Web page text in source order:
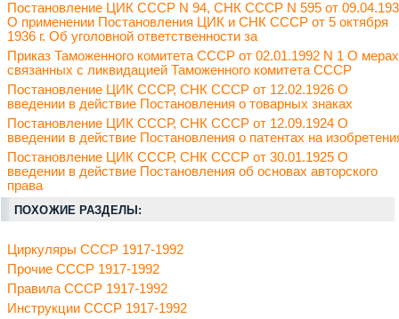
Постановление ЦИК СССР N 94, СНК СССР N 595 от
О применении Постановления ЦИК и СНК СССР от 5 октября
1936 г. Об уголовной ответственности за
Приказ Таможенного комитета СССР от 02.01.1992 N 1 О
связанных с ликвидацией Таможенного комитета СССР
Постановление ЦИК СССР, СНК СССР от 12.02.1926 О
введении в действие Постановления о товарных знаках
Постановление ЦИК СССР, СНК СССР от 12.09.1924 О
введении в действие Постановления о патентах на
Постановление ЦИК СССР, СНК СССР от 30.01.1925 О
введении в действие Постановления об основах авторского
права
ПОХОЖИЕ РАЗДЕЛЫ:
Циркуляры СССР 1917-1992
Прочие СССР 1917-1992
Правила СССР 1917-1992
Инструкции СССР 1917-1992